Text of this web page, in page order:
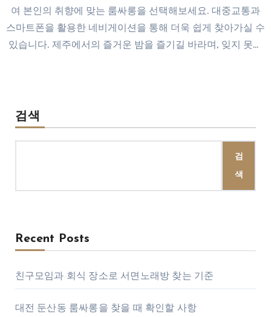
여 본인의 취향에 맞는 룸싸롱을 선택해보세요. 대중교통과
스마트폰을 활용한 네비게이션을 통해 더욱 쉽게 찾아가실 수
있습니다. 제주에서의 즐거운 밤을 즐기길 바라며, 잊지 못할
검색
검
색
Recent Posts
친구모임과 회식 장소로 서면노래방 찾는 기준
대전 둔산동 룸싸롱을 찾을 때 확인할 사항